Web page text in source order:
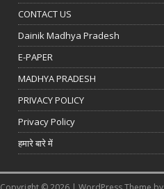
CONTACT US
Dainik Madhya Pradesh
E-PAPER
MADHYA PRADESH
PRIVACY POLICY
Privacy Policy
हमारे बारे में